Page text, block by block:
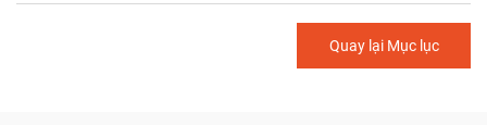
Quay lại Mục lục